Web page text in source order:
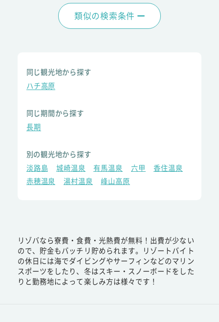
類似の検索条件
同じ観光地から探す
ハチ高原
同じ期間から探す
長期
別の観光地から探す
淡路島
城崎温泉 有馬温泉 六甲
香住温泉
赤穂温泉
湯村温泉 峰山高原
リゾバなら寮費・食費・光熱費が無料！出費が少ない
ので、貯金もバッチリ貯められます。リゾートバイト
の休日には海でダイビングやサーフィンなどのマリン
スポーツをしたり、冬はスキー・スノーボードをした
りと勤務地によって楽しみ方は様々です！